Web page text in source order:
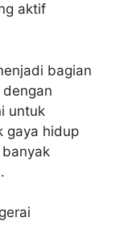
aktif
bagian
untuk
gaya hidup